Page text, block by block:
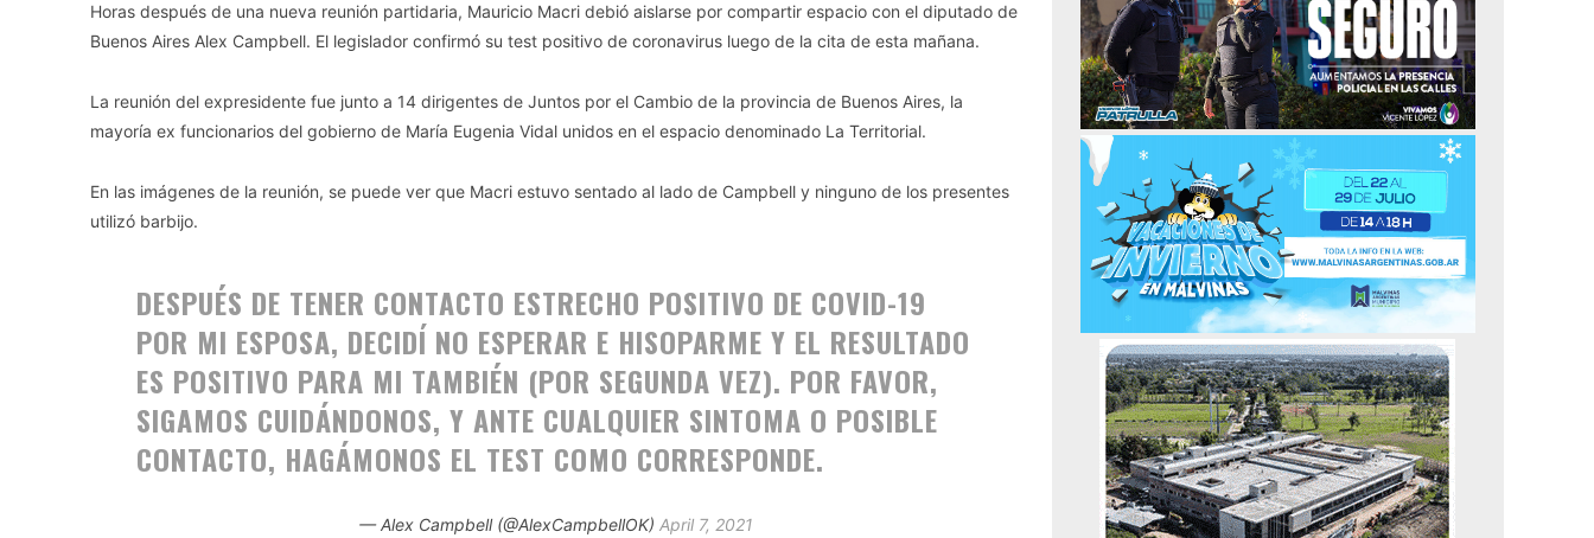
Horas después de una nueva reunión partidaria, Mauricio Macri debió aislarse por compartir espacio con el diputado de
Buenos Aires Alex Campbell. El legislador confirmó su test positivo de coronavirus luego de la cita de esta mañana.
La reunión del expresidente fue junto a 14 dirigentes de Juntos por el Cambio de la provincia de Buenos Aires, la
mayoría ex funcionarios del gobierno de María Eugenia Vidal unidos en el espacio denominado La Territorial.
En las imágenes de la reunión, se puede ver que Macri estuvo sentado al lado de Campbell y ninguno de los presentes
utilizó barbijo.
DESPUÉS DE TENER CONTACTO ESTRECHO POSITIVO DE COVID-19
POR MI ESPOSA, DECIDÍ NO ESPERAR E HISOPARME Y EL RESULTADO
ES POSITIVO PARA MI TAMBIÉN (POR SEGUNDA VEZ). POR FAVOR,
SIGAMOS CUIDÁNDONOS, Y ANTE CUALQUIER SINTOMA O POSIBLE
CONTACTO, HAGÁMONOS EL TEST COMO CORRESPONDE.
— Alex Campbell (@AlexCampbellOK)April 7, 2021